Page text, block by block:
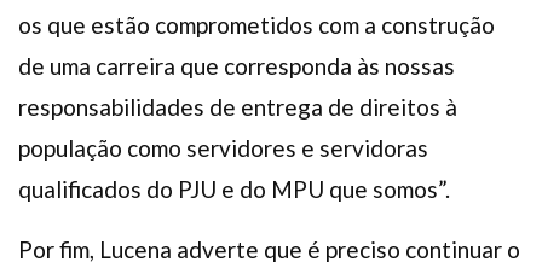
os que estão comprometidos com a construção
de uma carreira que corresponda às nossas
responsabilidades de entrega de direitos à
população como servidores e servidoras
qualificados do PJU e do MPU que somos”.
Por fim, Lucena adverte que é preciso continuar o